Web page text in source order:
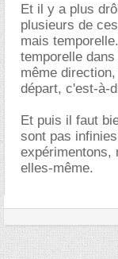
Et il y a plus
plusieurs de
mais
temporelle
même
départ, c'est-à-
Et puis il faut
sont pas
expérimentons,
elles-même.